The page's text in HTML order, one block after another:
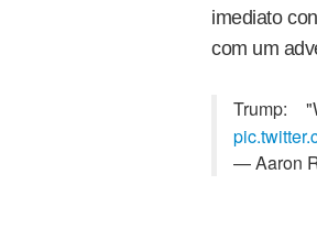
imediato
com um
Trump:
— Aaron